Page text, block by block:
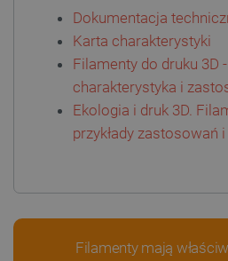
Dokumentacja
Karta charakterystyki
Filamenty do druku 3D
charakterystyka i
Ekologia i druk 3D.
przykłady zastosowań
Filamenty mają
PHPSESSID